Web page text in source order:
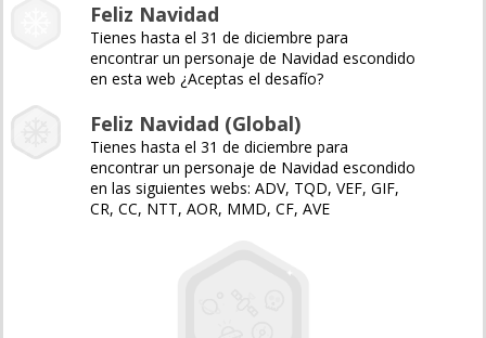
Feliz Navidad
Tienes hasta el 31 de diciembre para
encontrar un personaje de Navidad escondido
en esta web ¿Aceptas el desafío?
Feliz Navidad (Global)
Tienes hasta el 31 de diciembre para
encontrar un personaje de Navidad escondido
en las siguientes webs: ADV, TQD, VEF, GIF,
CR, CC, NTT, AOR, MMD, CF, AVE